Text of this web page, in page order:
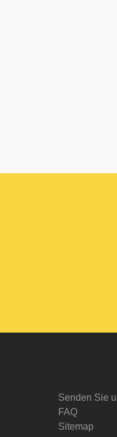
Senden Sie
FAQ
Sitemap